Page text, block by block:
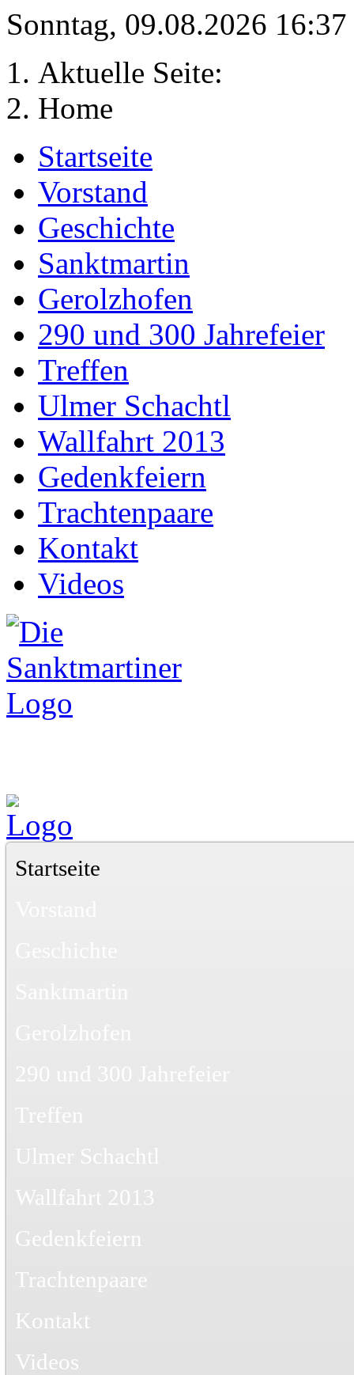
Sonntag, 09.08.2026
Aktuelle Seite:
Home
Startseite
Vorstand
Geschichte
Sanktmartin
Gerolzhofen
290 und 300 Jahrefeier
Treffen
Ulmer Schachtl
Wallfahrt 2013
Gedenkfeiern
Trachtenpaare
Kontakt
Videos
Startseite
Wallfahrt 2013
Gedenkfeiern
Trachtenpaare
Kontakt
Videos